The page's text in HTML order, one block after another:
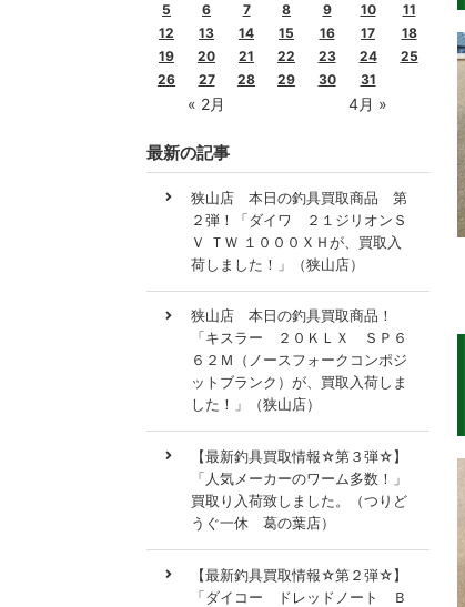
« 2月 4月 »
5
6 7 8 9 10
11
12
13 14 15 16 17
18
19
20 21 22 23 24
25
26
27 28 29 30 31
最新の記事
狭山店 本日の釣具買取商品 第
２弾！「ダイワ ２１ジリオンＳ
Ｖ ＴＷ １０００ＸＨが、買取入
荷しました！」（狭山店）
狭山店 本日の釣具買取商品！
「キスラー ２０ＫＬＸ ＳＰ６
６２Ｍ（ノースフォークコンポジ
ットブランク）が、買取入荷しま
した！」（狭山店）
【最新釣具買取情報☆第３弾☆】
「人気メーカーのワーム多数！」
買取り入荷致しました。（つりど
うぐ一休 葛の葉店）
【最新釣具買取情報☆第２弾☆】
「ダイコー ドレッドノート Ｂ